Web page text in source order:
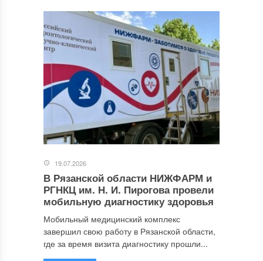
19.07.2026
В Рязанской области НИЖФАРМ и
РГНКЦ им. Н. И. Пирогова провели
мобильную диагностику здоровья
Мобильный медицинский комплекс
завершил свою работу в Рязанской области,
где за время визита диагностику прошли...